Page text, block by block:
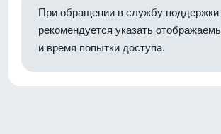
При обращении в службу поддержки
рекомендуется указать
и время попытки доступа.